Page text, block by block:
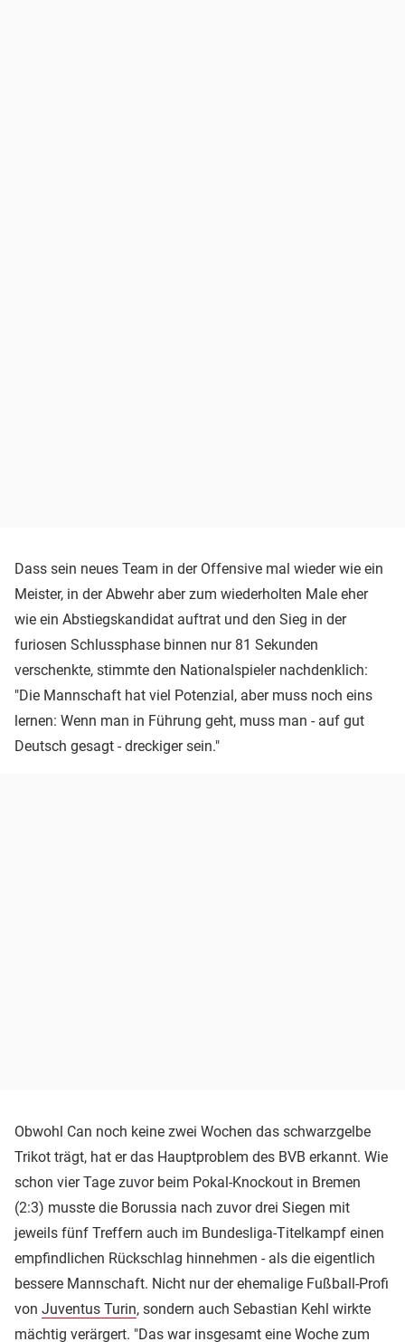
Dass sein neues Team in der Offensive mal wieder wie ein
Meister, in der Abwehr aber zum wiederholten Male eher
wie ein Abstiegskandidat auftrat und den Sieg in der
furiosen Schlussphase binnen nur 81 Sekunden
verschenkte, stimmte den Nationalspieler nachdenklich:
"Die Mannschaft hat viel Potenzial, aber muss noch eins
lernen: Wenn man in Führung geht, muss man - auf gut
Deutsch gesagt - dreckiger sein."
Obwohl Can noch keine zwei Wochen das schwarzgelbe
Trikot trägt, hat er das Hauptproblem des BVB erkannt. Wie
schon vier Tage zuvor beim Pokal-Knockout in Bremen
(2:3) musste die Borussia nach zuvor drei Siegen mit
jeweils fünf Treffern auch im Bundesliga-Titelkampf einen
empfindlichen Rückschlag hinnehmen - als die eigentlich
bessere Mannschaft. Nicht nur der ehemalige Fußball-Profi
von Juventus Turin, sondern auch Sebastian Kehl wirkte
mächtig verärgert. "Das war insgesamt eine Woche zum